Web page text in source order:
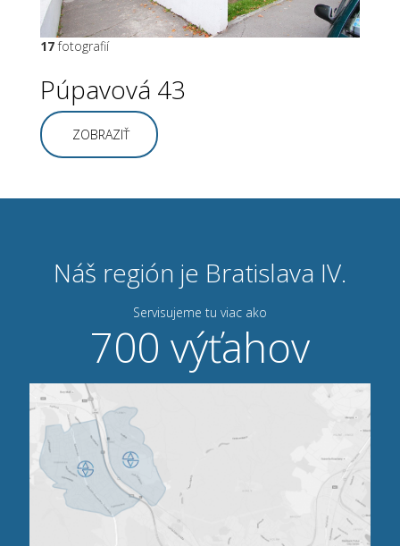
17fotografií
Púpavová 43
ZOBRAZIŤ
Náš región je Bratislava IV.
Servisujeme tu viac ako
700 výťahov